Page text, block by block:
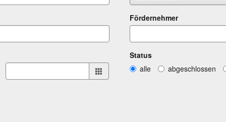
Fördernehmer
Status
alle
abgeschlossen